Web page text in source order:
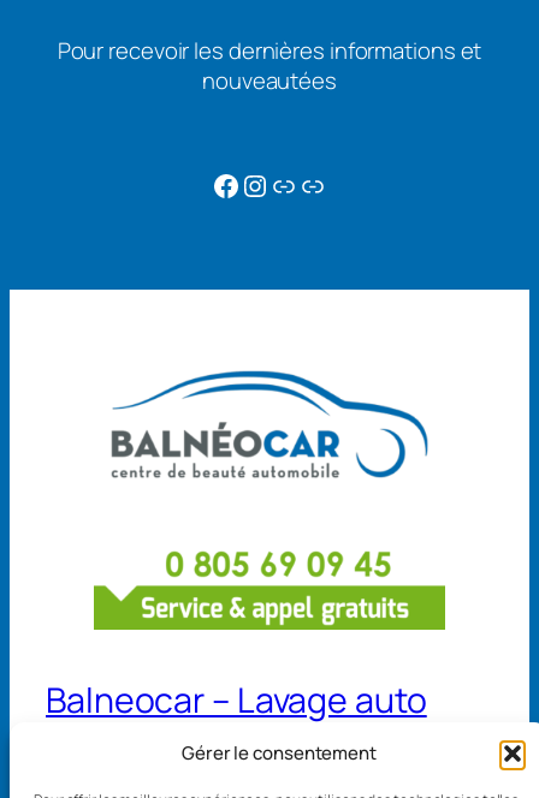
Gérer le consentement
Pour recevoir les dernières informations et
nouveautées
Facebook
Instagram
https://
https://
Balneocar – Lavage auto
13 avenue de Belgique 68110 Illzach